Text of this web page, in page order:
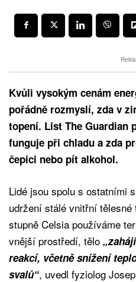
Kvůli vysokým cenám
pořádně rozmyslí, zda v
topení. List The Guardian
funguje při chladu a zda
čepici nebo pít alkohol.
Lidé jsou spolu s ostatními
udržení stálé vnitřní
stupně Celsia používáme
vnější prostředí, tělo
reakcí, včetně snížení
svalů“, uvedl fyziolog